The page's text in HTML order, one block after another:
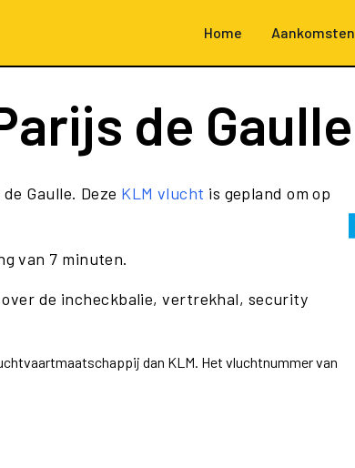
Home Aankomsten
de Gaulle
Gaulle. Deze KLM vlucht is gepland om op
van 7 minuten.
de incheckbalie, vertrekhal, security
dan KLM. Het vluchtnummer van